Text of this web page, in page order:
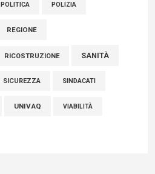
POLITICA POLIZIA
REGIONE
RICOSTRUZIONE SANITÀ
SICUREZZA SINDACATI
UNIVAQ VIABILITÀ